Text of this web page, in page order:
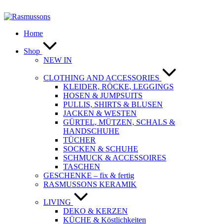
Inhalt
Home
Shop
NEW IN
CLOTHING AND ACCESSORIES
KLEIDER, RÖCKE, LEGGINGS
HOSEN & JUMPSUITS
PULLIS, SHIRTS & BLUSEN
JACKEN & WESTEN
GÜRTEL, MÜTZEN, SCHALS &
HANDSCHUHE
TÜCHER
SOCKEN & SCHUHE
SCHMUCK & ACCESSOIRES
TASCHEN
GESCHENKE – fix & fertig
RASMUSSONS KERAMIK
LIVING
DEKO & KERZEN
KÜCHE & Köstlichkeiten